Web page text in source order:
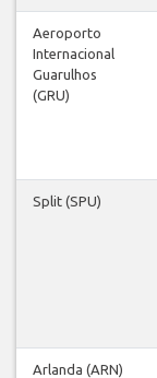
Aeroporto
Internacional
Guarulhos
(GRU)
Split (SPU)
Arlanda (ARN)